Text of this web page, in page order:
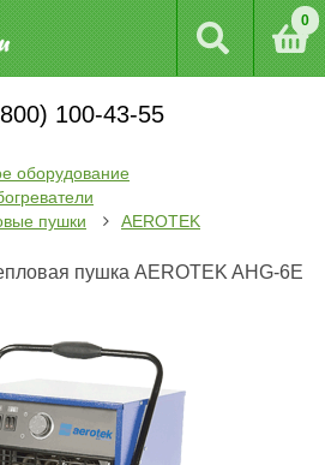
0
100-43-55
оборудование
пушки
AEROTEK
пушка AEROTEK AHG-6E